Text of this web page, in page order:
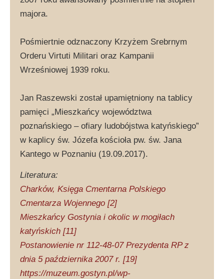
majora.
Pośmiertnie odznaczony Krzyżem Srebrnym
Orderu Virtuti Militari oraz Kampanii
Wrześniowej 1939 roku.
Jan Raszewski został upamiętniony na tablicy
pamięci „Mieszkańcy województwa
poznańskiego – ofiary ludobójstwa katyńskiego”
w kaplicy św. Józefa kościoła pw. św. Jana
Kantego w Poznaniu (19.09.2017).
Literatura:
Charków, Księga Cmentarna Polskiego
Cmentarza Wojennego [2]
Mieszkańcy Gostynia i okolic w mogiłach
katyńskich [11]
Postanowienie nr 112-48-07 Prezydenta RP z
dnia 5 października 2007 r. [19]
https://muzeum.gostyn.pl/wp-